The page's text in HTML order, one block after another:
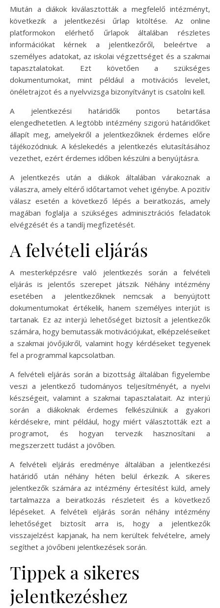
Miután a diákok kiválasztották a megfelelő intézményt,
következik a jelentkezési űrlap kitöltése. Az online
platformokon elérhető űrlapok általában részletes
információkat kérnek a jelentkezőről, beleértve a
személyes adatokat, az iskolai végzettséget és a szakmai
tapasztalatokat. Ezt követően a szükséges
dokumentumokat, mint például a motivációs levelet,
önéletrajzot és a nyelvvizsga bizonyítványt is csatolni kell.
A jelentkezési határidők pontos betartása
elengedhetetlen. A legtöbb intézmény szigorú határidőket
állapít meg, amelyekről a jelentkezőknek érdemes előre
tájékozódniuk. A késlekedés a jelentkezés elutasításához
vezethet, ezért érdemes időben készülni a benyújtásra.
A jelentkezés után a diákok általában várakoznak a
válaszra, amely eltérő időtartamot vehet igénybe. A pozitív
válasz esetén a következő lépés a beiratkozás, amely
magában foglalja a szükséges adminisztrációs feladatok
elvégzését és a tandíj megfizetését.
A felvételi eljárás
A mesterképzésre való jelentkezés során a felvételi
eljárás is jelentős szerepet játszik. Néhány intézmény
esetében a jelentkezőknek nemcsak a benyújtott
dokumentumokat értékelik, hanem személyes interjút is
tartanak. Ez az interjú lehetőséget biztosít a jelentkezők
számára, hogy bemutassák motivációjukat, elképzeléseiket
a szakmai jövőjükről, valamint hogy kérdéseket tegyenek
fel a programmal kapcsolatban.
A felvételi eljárás során a bizottság általában figyelembe
veszi a jelentkező tudományos teljesítményét, a nyelvi
készségeit, valamint a szakmai tapasztalatait. Az interjú
során a diákoknak érdemes felkészülniük a gyakori
kérdésekre, mint például, hogy miért választották ezt a
programot, és hogyan tervezik hasznosítani a
megszerzett tudást a jövőben.
A felvételi eljárás eredménye általában a jelentkezési
határidő után néhány héten belül érkezik. A sikeres
jelentkezők számára az intézmény értesítést küld, amely
tartalmazza a beiratkozás részleteit és a következő
lépéseket. A felvételi eljárás során néhány intézmény
lehetőséget biztosít arra is, hogy a jelentkezők
visszajelzést kapjanak, ha nem kerültek felvételre, amely
segíthet a jövőbeni jelentkezések során.
Tippek a sikeres
jelentkezéshez